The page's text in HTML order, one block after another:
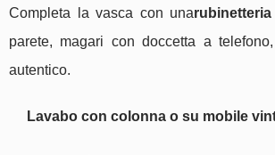
Completa la vasca con una
parete, magari con doccetta a
autentico.
Lavabo con colonna o su mobile